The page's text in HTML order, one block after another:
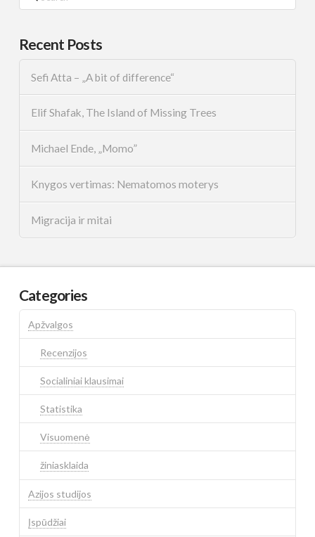
Recent Posts
Sefi Atta – „A bit of difference“
Elif Shafak, The Island of Missing Trees
Michael Ende, „Momo”
Knygos vertimas: Nematomos moterys
Migracija ir mitai
Categories
Apžvalgos
Recenzijos
Socialiniai klausimai
Statistika
Visuomenė
žiniasklaida
Azijos studijos
Įspūdžiai